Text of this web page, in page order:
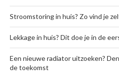
Stroomstoring in huis? Zo vind je
Lekkage in huis? Dit doe je in de
Een nieuwe radiator uitzoeken?
de toekomst